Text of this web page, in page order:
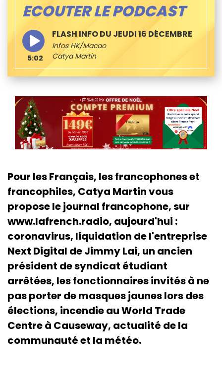
ECOUTER LE PODCAST
FLASH INFO DU JEUDI 16 DÉCEMBRE
Infos HK/Macao
Catya Martin
5:02
Pour les Français, les francophones et
francophiles, Catya Martin vous
propose le journal francophone, sur
www.lafrench.radio, aujourd'hui :
coronavirus, liquidation de l'entreprise
Next Digital de Jimmy Lai, un ancien
président de syndicat étudiant
arrêtées, les fonctionnaires invités à ne
pas porter de masques jaunes lors des
élections, incendie au World Trade
Centre à Causeway, actualité de la
communauté et la météo.